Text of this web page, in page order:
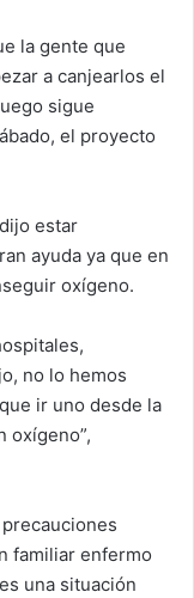
la gente que
a canjearlos el
sigue
el proyecto
estar
ayuda ya que en
oxígeno.
no lo hemos
ir uno desde la
oxígeno”,
familiar enfermo
una situación